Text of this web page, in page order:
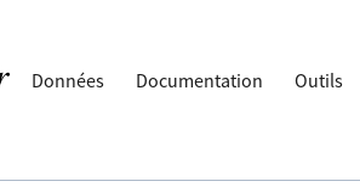
Données Documentation Outils